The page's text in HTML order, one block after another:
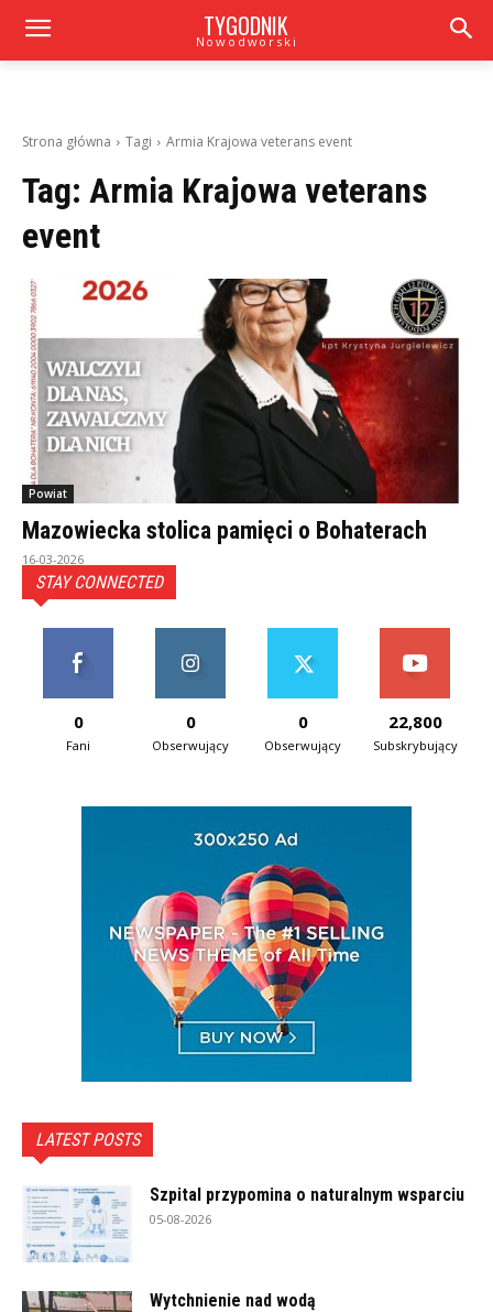
TYGODNIK
Nowodworski
Strona główna Tagi Armia Krajowa veterans event
Tag: Armia Krajowa veterans
event
Powiat
Mazowiecka stolica pamięci o Bohaterach
16-03-2026
STAY CONNECTED
0
Fani
0
Obserwujący
0
Obserwujący
22,800
Subskrybujący
LATEST POSTS
Szpital przypomina o naturalnym wsparciu
05-08-2026
Wytchnienie nad wodą